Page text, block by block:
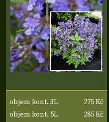
objem kont. 3L
275 Kč
objem kont. 5L
285 Kč